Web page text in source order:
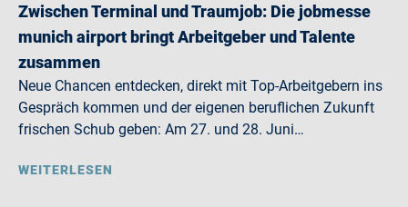
Zwischen Terminal und Traumjob: Die jobmesse
munich airport bringt Arbeitgeber und Talente
zusammen
Neue Chancen entdecken, direkt mit Top-Arbeitgebern ins
Gespräch kommen und der eigenen beruflichen Zukunft
frischen Schub geben: Am 27. und 28. Juni…
WEITERLESEN